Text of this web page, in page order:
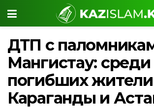
ДТП с
Мангистау: среди
погибших жители
Караганды и